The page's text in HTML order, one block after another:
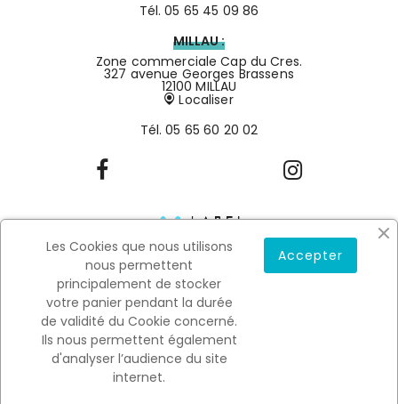
Tél.05 65 45 09 86
MILLAU :
Zone commerciale Cap du Cres.
327 avenue Georges Brassens
12100 MILLAU
Localiser
Tél.05 65 60 20 02
Mentions légales
Conditions générales de vente
Copyright © 2022SALSON.All rights reserved. Designé par
Malice, réalisé par Linov.
0
Les Cookies que nous utilisons
nous permettent
principalement de stocker
votre panier pendant la durée
de validité du Cookie concerné.
Ils nous permettent également
d'analyser l’audience du site
internet.
Accepter